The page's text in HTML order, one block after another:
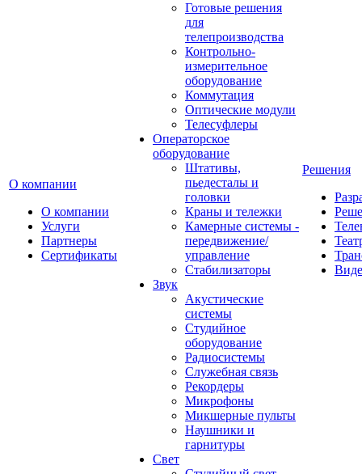
О компании
О компании
Услуги
Партнеры
Сертификаты
Готовые решения
для
телепроизводства
Контрольно-
измерительное
оборудование
Коммутация
Оптические модули
Телесуфлеры
Операторское
оборудование
Штативы,
пьедесталы и
головки
Краны и тележки
Камерные системы -
передвижение/
управление
Стабилизаторы
Звук
Акустические
системы
Студийное
оборудование
Радиосистемы
Служебная связь
Рекордеры
Микрофоны
Микшерные пульты
Наушники и
гарнитуры
Свет
Решения